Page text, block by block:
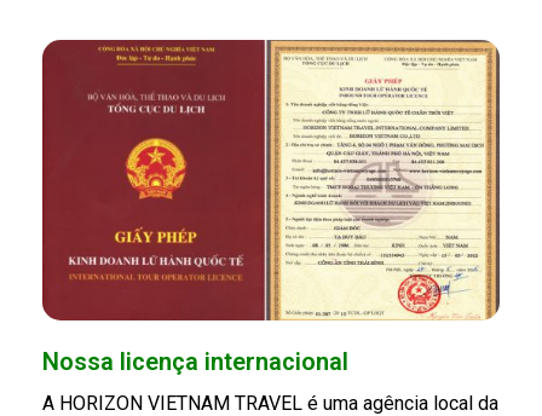
Nossa licença internacional
A HORIZON VIETNAM TRAVEL é uma agência local da